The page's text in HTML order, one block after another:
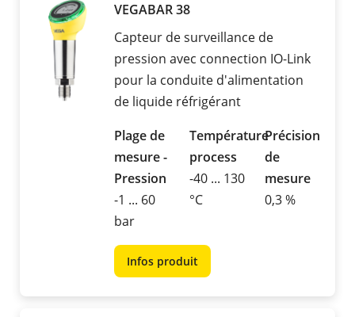
VEGABAR 38
Capteur de surveillance de
pression avec connection IO-Link
pour la conduite d'alimentation
de liquide réfrigérant
Plage de
mesure -
Pression
-1 ... 60
bar
Température
process
-40 ... 130
°C
Précision
de
mesure
0,3 %
Infos produit